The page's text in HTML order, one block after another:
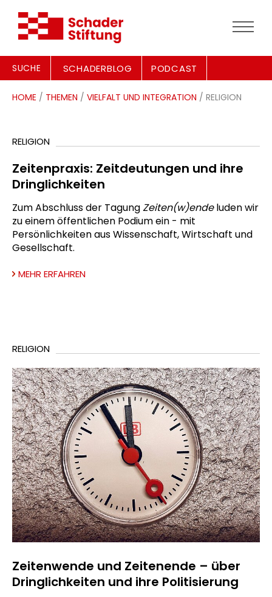
SUCHE SCHADERBLOG PODCAST
HOME / THEMEN / VIELFALT UND INTEGRATION / RELIGION
RELIGION
Zeitenpraxis: Zeitdeutungen und ihre
Dringlichkeiten
Zum Abschluss der TagungZeiten(w)endeluden wir
zu einem öffentlichen Podium ein - mit
Persönlichkeiten aus Wissenschaft, Wirtschaft und
Gesellschaft.
MEHR ERFAHREN
RELIGION
Zeitenwende und Zeitenende – über
Dringlichkeiten und ihre Politisierung